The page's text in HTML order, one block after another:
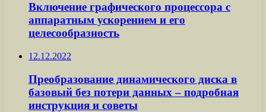
Включение графического процессора с
аппаратным ускорением и его
целесообразность
12.12.2022
Преобразование динамического диска в
базовый без потери данных – подробная
инструкция и советы